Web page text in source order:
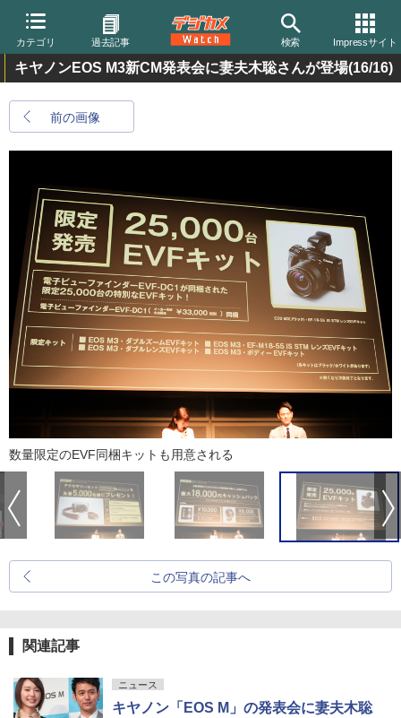
カテゴリ 過去記事 検索 Impressサイト
キヤノンEOS M3新CM発表会に妻夫木聡さんが登場(16/16)
前の画像
数量限定のEVF同梱キットも用意される
この写真の記事へ
関連記事
ニュース
キヤノン「EOS M」の発表会に妻夫木聡